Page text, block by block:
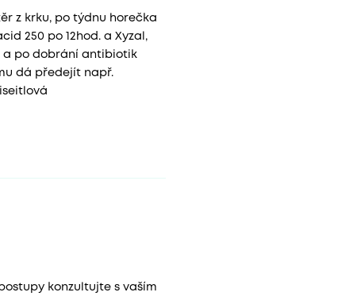
z krku, po týdnu horečka
250 po 12hod. a Xyzal,
a po dobrání antibiotik
dá předejít např.
konzultujte s vaším